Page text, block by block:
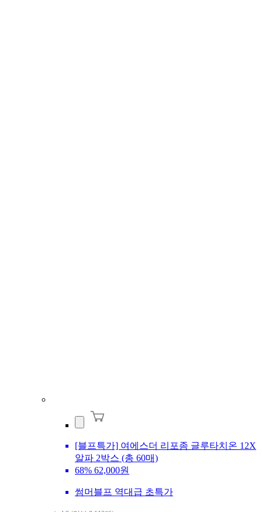
[블프특가] 여에스더 리포좀 글루타치온 12X
알파 2박스 (총 60매)
68% 62,000원
썸머블프 역대급 초특가